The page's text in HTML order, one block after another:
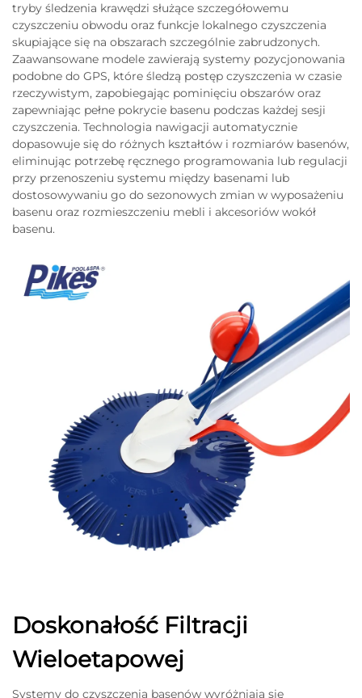
tryby śledzenia krawędzi służące szczegółowemu
czyszczeniu obwodu oraz funkcje lokalnego czyszczenia
skupiające się na obszarach szczególnie zabrudzonych.
Zaawansowane modele zawierają systemy pozycjonowania
podobne do GPS, które śledzą postęp czyszczenia w czasie
rzeczywistym, zapobiegając pominięciu obszarów oraz
zapewniając pełne pokrycie basenu podczas każdej sesji
czyszczenia. Technologia nawigacji automatycznie
dopasowuje się do różnych kształtów i rozmiarów basenów,
eliminując potrzebę ręcznego programowania lub regulacji
przy przenoszeniu systemu między basenami lub
dostosowywaniu go do sezonowych zmian w wyposażeniu
basenu oraz rozmieszczeniu mebli i akcesoriów wokół
basenu.
Doskonałość Filtracji
Wieloetapowej
Systemy do czyszczenia basenów wyróżniają się